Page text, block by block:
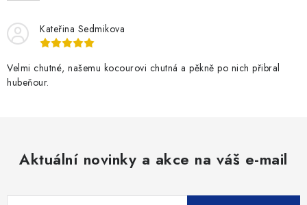
Kateřina Sedmikova
Velmi chutné, našemu kocourovi chutná a pěkně po nich přibral
hubeňour.
Aktuální novinky a akce na váš e-mail